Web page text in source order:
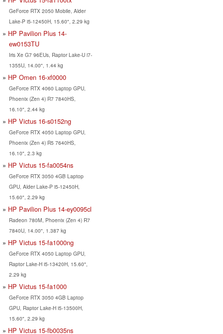
GeForce RTX 2050 Mobile, Alder
Lake-P i5-12450H, 15.60", 2.29 kg
HP Pavilion Plus 14-
ew0153TU
Iris Xe G7 96EUs, Raptor Lake-U i7-
1355U, 14.00", 1.44 kg
HP Omen 16-xf0000
GeForce RTX 4060 Laptop GPU,
Phoenix (Zen 4) R7 7840HS,
16.10", 2.44 kg
HP Victus 16-s0152ng
GeForce RTX 4050 Laptop GPU,
Phoenix (Zen 4) R5 7640HS,
16.10", 2.3 kg
HP Victus 15-fa0054ns
GeForce RTX 3050 4GB Laptop
GPU, Alder Lake-P i5-12450H,
15.60", 2.29 kg
HP Pavilion Plus 14-ey0095cl
Radeon 780M, Phoenix (Zen 4) R7
7840U, 14.00", 1.387 kg
HP Victus 15-fa1000ng
GeForce RTX 4050 Laptop GPU,
Raptor Lake-H i5-13420H, 15.60",
2.29 kg
HP Victus 15-fa1000
GeForce RTX 3050 4GB Laptop
GPU, Raptor Lake-H i5-13500H,
15.60", 2.29 kg
HP Victus 15-fb0035ns